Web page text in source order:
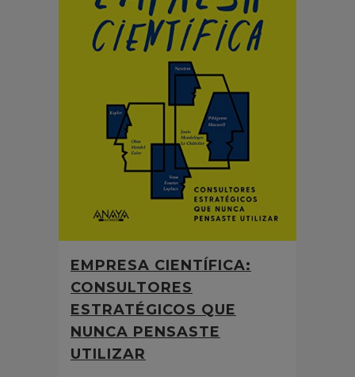
EMPRESA CIENTÍFICA:
CONSULTORES
ESTRATÉGICOS QUE
NUNCA PENSASTE
UTILIZAR